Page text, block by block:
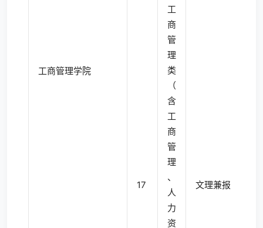
工商管理学院
17
工
商
管
理
类
（
含
工
商
管
理
、
人
力
资
文理兼报